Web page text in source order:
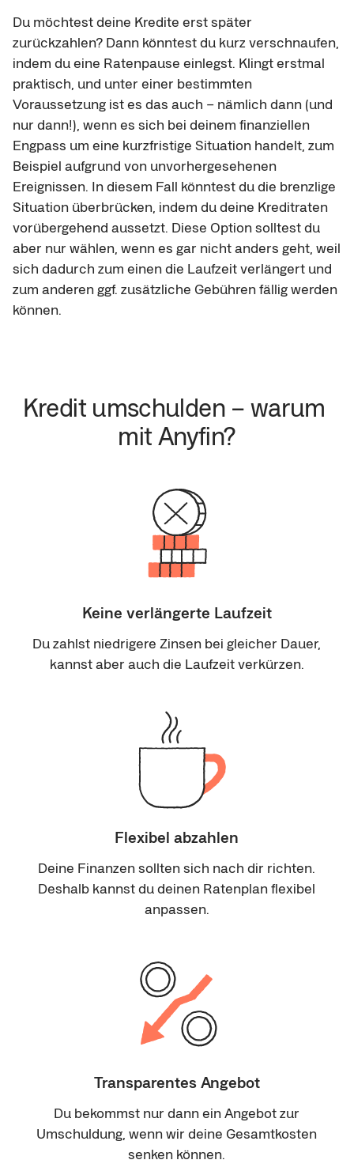
Du möchtest deine Kredite erst später
zurückzahlen? Dann könntest du kurz verschnaufen,
indem du eine Ratenpause einlegst. Klingt erstmal
praktisch, und unter einer bestimmten
Voraussetzung ist es das auch – nämlich dann (und
nur dann!), wenn es sich bei deinem finanziellen
Engpass um eine kurzfristige Situation handelt, zum
Beispiel aufgrund von unvorhergesehenen
Ereignissen. In diesem Fall könntest du die brenzlige
Situation überbrücken, indem du deine Kreditraten
vorübergehend aussetzt. Diese Option solltest du
aber nur wählen, wenn es gar nicht anders geht, weil
sich dadurch zum einen die Laufzeit verlängert und
zum anderen ggf. zusätzliche Gebühren fällig werden
können.
Kredit umschulden – warum
mit Anyfin?
Keine verlängerte Laufzeit
Du zahlst niedrigere Zinsen bei gleicher Dauer,
kannst aber auch die Laufzeit verkürzen.
Flexibel abzahlen
Deine Finanzen sollten sich nach dir richten.
Deshalb kannst du deinen Ratenplan flexibel
anpassen.
Transparentes Angebot
Du bekommst nur dann ein Angebot zur
Umschuldung, wenn wir deine Gesamtkosten
senken können.